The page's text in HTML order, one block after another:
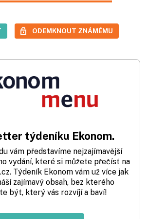
ODEMKNOUT ZNÁMÉMU
týdeníku Ekonom.
vám představíme nejzajímavější
vydání, které si můžete přečíst na
Týdeník Ekonom vám už více jak
zajímavý obsah, bez kterého
být, který vás rozvíjí a baví!